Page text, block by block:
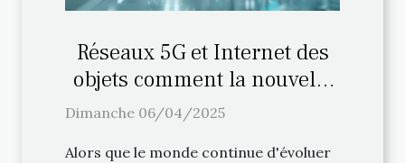
Réseaux 5G et Internet des
objets comment la nouvelle
génération de connectivité
Dimanche 06/04/2025
Alors que le monde continue d'évoluer